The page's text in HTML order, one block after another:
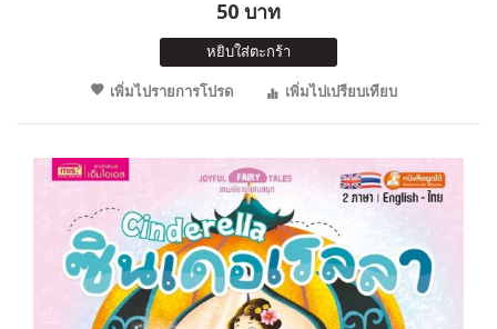
50 บาท
หยิบใส่ตะกร้า
เพิ่มไปรายการโปรด
เพิ่มไปเปรียบเทียบ